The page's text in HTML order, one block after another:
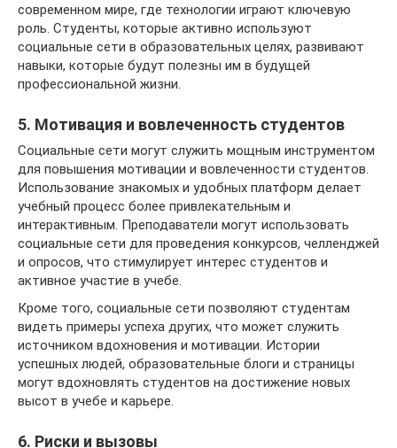
современном мире, где технологии играют ключевую
роль. Студенты, которые активно используют
социальные сети в образовательных целях, развивают
навыки, которые будут полезны им в будущей
профессиональной жизни.
5. Мотивация и вовлеченность студентов
Социальные сети могут служить мощным инструментом
для повышения мотивации и вовлеченности студентов.
Использование знакомых и удобных платформ делает
учебный процесс более привлекательным и
интерактивным. Преподаватели могут использовать
социальные сети для проведения конкурсов, челленджей
и опросов, что стимулирует интерес студентов и
активное участие в учебе.
Кроме того, социальные сети позволяют студентам
видеть примеры успеха других, что может служить
источником вдохновения и мотивации. Истории
успешных людей, образовательные блоги и страницы
могут вдохновлять студентов на достижение новых
высот в учебе и карьере.
6. Риски и вызовы